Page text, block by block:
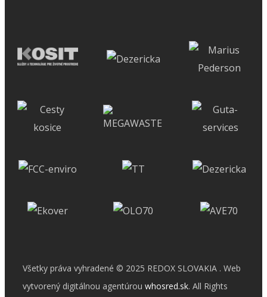
Všetky práva vyhradené © 2025 REDOX SLOVAKIA . Web
vytvorený digitálnou agentúrou whosred.sk. All Rights